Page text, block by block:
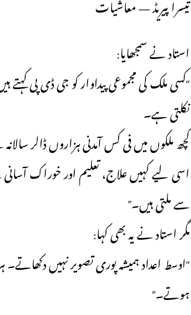
تیسرا پیریڈ — معاشیات
استاد نے سمجھایا:
“کسی ملک کی مجموعی پیداوار کو جی ڈی پی کہتے
نکلتی ہے۔
کچھ ملکوں میں فی کس آمدنی ہزاروں ڈالر
اسی لیے کہیں علاج، تعلیم اور خوراک
سے ملتی ہیں۔”
مگر استاد نے یہ بھی کہا:
“اوسط اعداد ہمیشہ پوری تصویر نہیں
ہوتے۔”